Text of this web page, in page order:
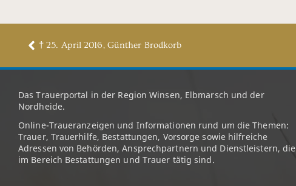
† 25. April 2016, Günther Brodkorb
Das Trauerportal in der Region Winsen, Elbmarsch und der
Nordheide.
Online-Traueranzeigen und Informationen rund um die Themen:
Trauer, Trauerhilfe, Bestattungen, Vorsorge sowie hilfreiche
Adressen von Behörden, Ansprechpartnern und Dienstleistern, die
im Bereich Bestattungen und Trauer tätig sind.